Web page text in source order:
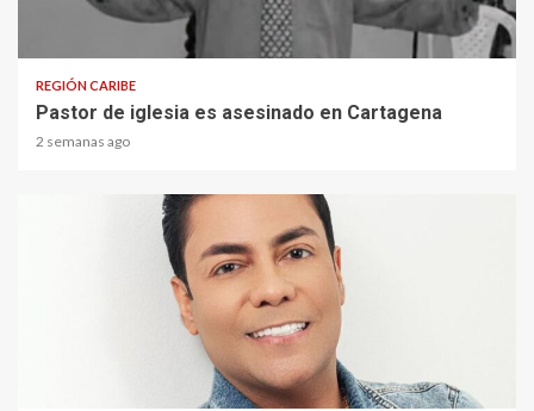
REGIÓN CARIBE
Pastor de iglesia es asesinado en Cartagena
2 semanas ago